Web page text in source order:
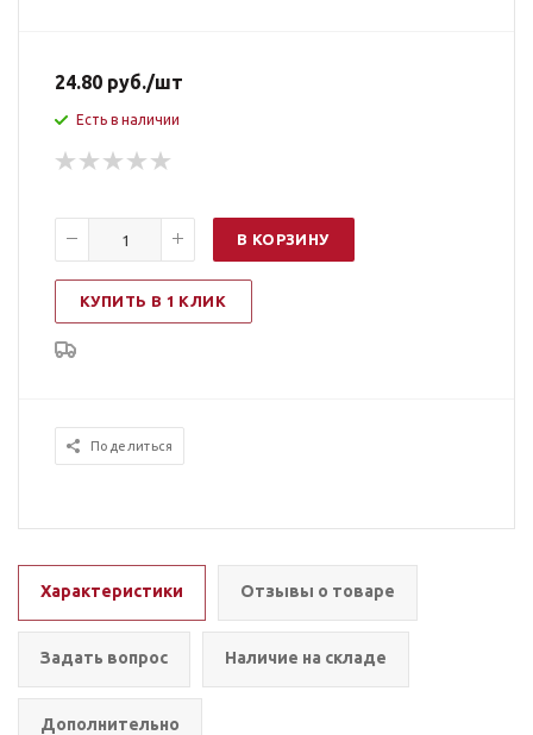
24.80 руб./шт
Есть в наличии
В КОРЗИНУ
КУПИТЬ В 1 КЛИК
Поделиться
Характеристики Отзывы о товаре
Задать вопрос Наличие на складе
Дополнительно